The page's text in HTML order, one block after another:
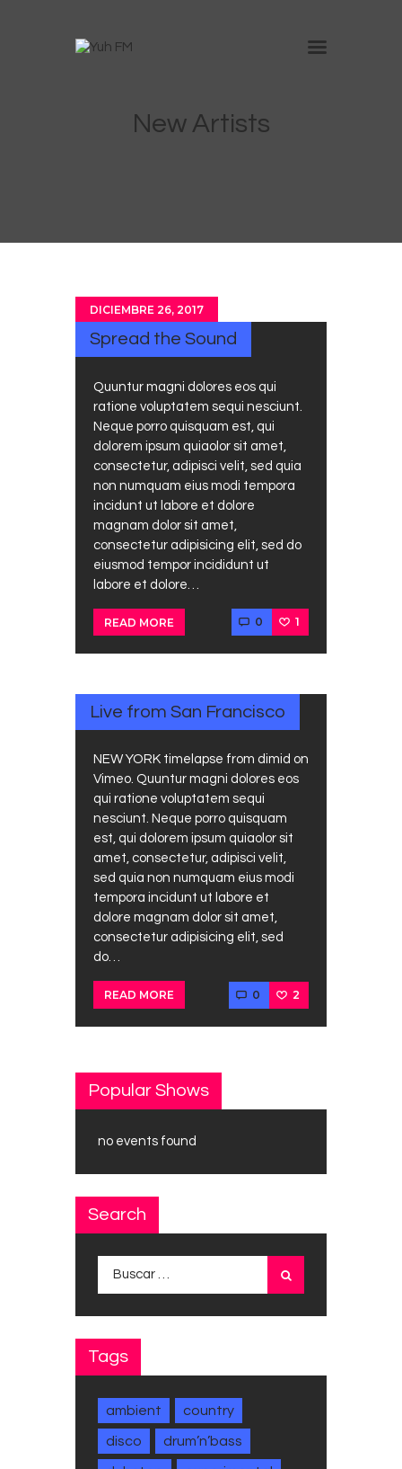
New Artists
Nosotros
DICIEMBRE 26, 2017
Spread the Sound
Quuntur magni dolores eos qui
ratione voluptatem sequi nesciunt.
Neque porro quisquam est, qui
dolorem ipsum quiaolor sit amet,
consectetur, adipisci velit, sed quia
non numquam eius modi tempora
incidunt ut labore et dolore
magnam dolor sit amet,
consectetur adipisicing elit, sed do
eiusmod tempor incididunt ut
labore et dolore…
READ MORE 0 1
14, 2017
Live from San Francisco
NEW YORK timelapse from dimid on
Vimeo. Quuntur magni dolores eos
qui ratione voluptatem sequi
nesciunt. Neque porro quisquam
est, qui dolorem ipsum quiaolor sit
amet, consectetur, adipisci velit,
sed quia non numquam eius modi
tempora incidunt ut labore et
dolore magnam dolor sit amet,
consectetur adipisicing elit, sed
do…
READ MORE 0 2
Popular Shows
no events found
Search
Tags
ambient country
disco drum’n’bass